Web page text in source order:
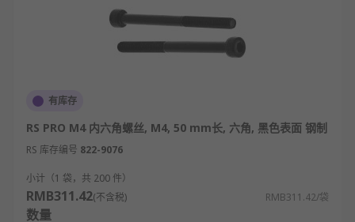
有库存
RS PRO M4 内六角螺丝, M4, 50 mm长, 六角, 黑色表面 钢制
RS 库存编号 822-9076
小计（1 袋，共 200 件）
RMB311.42(不含税) RMB311.42/袋
数量